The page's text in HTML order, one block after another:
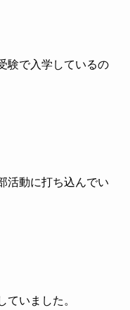
験で入学しているの
活動に打ち込んでい
ていました。